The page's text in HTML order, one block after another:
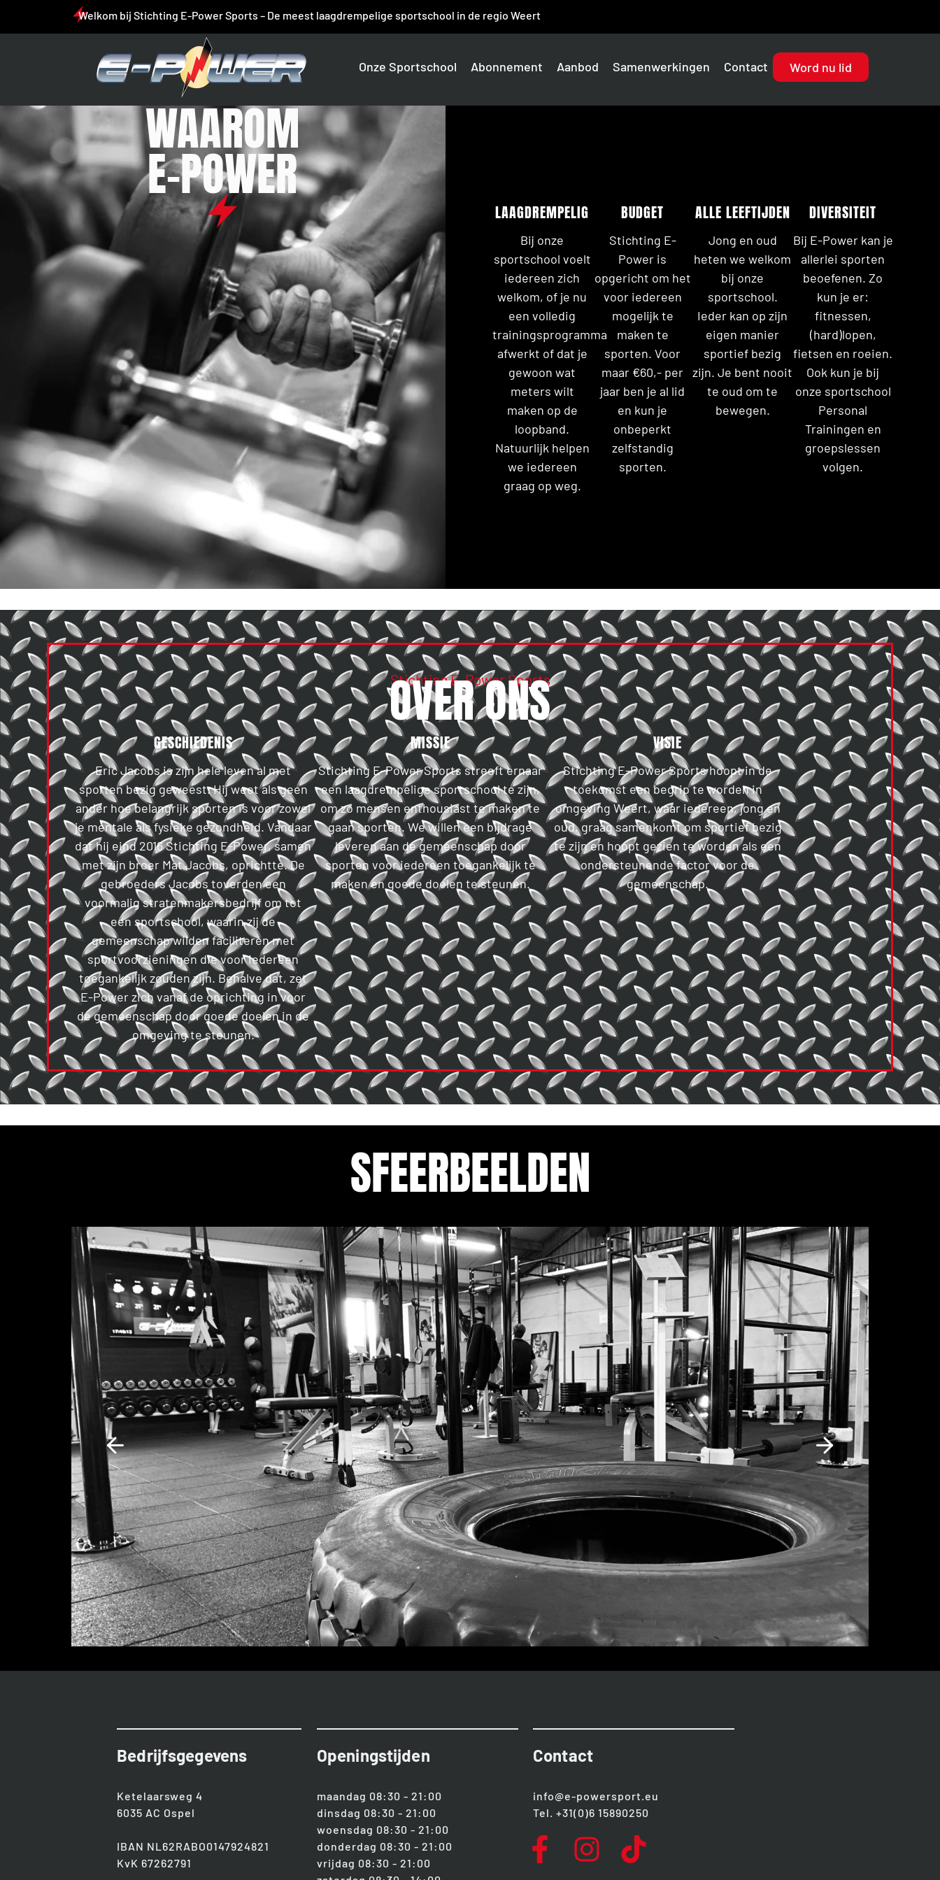
Welkom bij Stichting E-Power Sports – De meest laagdrempelige sportschool in de regio Weert
Onze Sportschool Abonnement Aanbod Samenwerkingen Contact Word nu lid
WAAROM
E-POWER
LAAGDREMPELIG
Bij onze
sportschool voelt
iedereen zich
welkom, of je nu
een volledig
trainingsprogramma
afwerkt of dat je
gewoon wat
meters wilt
maken op de
loopband.
Natuurlijk helpen
we iedereen
graag op weg.
BUDGET
Stichting E-
Power is
opgericht om het
voor iedereen
mogelijk te
maken te
sporten. Voor
maar €60,- per
jaar ben je al lid
en kun je
onbeperkt
zelfstandig
sporten.
ALLE LEEFTIJDEN
Jong en oud
heten we welkom
bij onze
sportschool.
Ieder kan op zijn
eigen manier
sportief bezig
zijn. Je bent nooit
te oud om te
bewegen.
DIVERSITEIT
Bij E-Power kan je
allerlei sporten
beoefenen. Zo
kun je er:
fitnessen,
(hard)lopen,
fietsen en roeien.
Ook kun je bij
onze sportschool
Personal
Trainingen en
groepslessen
volgen.
Stichting E-Power Sports
OVER ONS
GESCHIEDENIS
Eric Jacobs is zijn hele leven al met
sporten bezig geweest. Hij weet als geen
ander hoe belangrijk sporten is voor zowel
je mentale als fysieke gezondheid. Vandaar
dat hij eind 2016 Stichting E-Power, samen
met zijn broer Mat Jacobs, oprichtte. De
gebroeders Jacobs toverden een
voormalig stratenmakersbedrijf om tot
een sportschool, waarin zij de
gemeenschap wilden faciliteren met
sportvoorzieningen die voor iedereen
toegankelijk zouden zijn. Behalve dat, zet
E-Power zich vanaf de oprichting in voor
de gemeenschap door goede doelen in de
omgeving te steunen.
MISSIE
Stichting E-Power Sports streeft ernaar
een laagdrempelige sportschool te zijn,
om zo mensen enthousiast te maken te
gaan sporten. We willen een bijdrage
leveren aan de gemeenschap door
sporten voor iedereen toegankelijk te
maken en goede doelen te steunen.
VISIE
Stichting E-Power Sports hoopt in de
toekomst een begrip te worden in
omgeving Weert, waar iedereen, jong en
oud, graag samenkomt om sportief bezig
te zijn en hoopt gezien te worden als een
ondersteunende factor voor de
gemeenschap.
SFEERBEELDEN
Bedrijfsgegevens
Ketelaarsweg 4
6035 AC Ospel
IBAN NL62RABO0147924821
KvK 67262791
Openingstijden
maandag 08:30 - 21:00
dinsdag 08:30 - 21:00
woensdag 08:30 - 21:00
donderdag 08:30 - 21:00
vrijdag 08:30 - 21:00
Contact
info@e-powersport.eu
Tel. +31(0)6 15890250